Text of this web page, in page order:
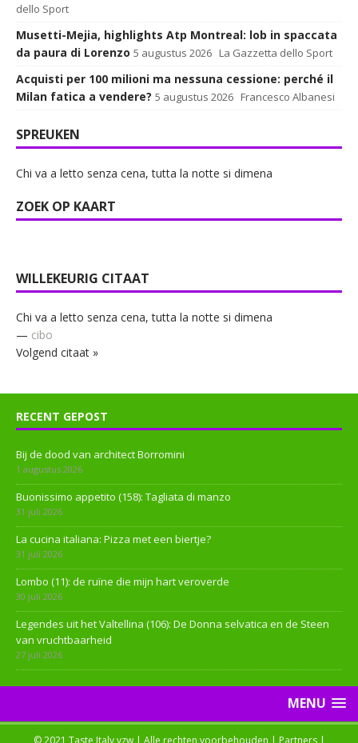
dello Sport
Musetti-Mejia, highlights Atp Montreal: lob in spaccata
da paura di Lorenzo 5 augustus 2026 La Gazzetta dello Sport
Acquisti per 100 milioni ma nessuna cessione: perché il
Milan fatica a vendere? 5 augustus 2026 Francesco Albanesi
SPREUKEN
Chi va a letto senza cena, tutta la notte si dimena
ZOEK OP KAART
WILLEKEURIG CITAAT
Chi va a letto senza cena, tutta la notte si dimena
— cibo
Volgend citaat »
RECENT GEPOST
Bij de dood van architect Borromini
1 augustus 2026
Buonissimo appetito (158): Tagliata di manzo
31 juli 2026
La cucina italiana: Pizza met een biertje?
31 juli 2026
Lombo (11): de ruïne die mijn hart veroverde
30 juli 2026
Legendes uit het Valtellina (106): De Donna selvatica en de Steen
van vruchtbaarheid
27 juli 2026
MENU
© 2021 Taste Italy vzw | Alle rechten voorbehouden | Partners|